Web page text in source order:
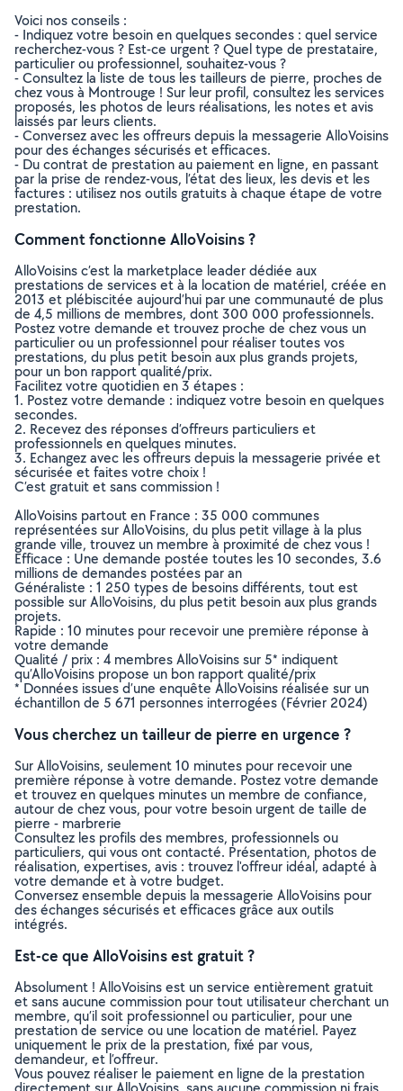
Voici nos conseils :
- Indiquez votre besoin en quelques secondes : quel service
recherchez-vous ? Est-ce urgent ? Quel type de prestataire,
particulier ou professionnel, souhaitez-vous ?
- Consultez la liste de tous les tailleurs de pierre, proches de
chez vous à Montrouge ! Sur leur profil, consultez les services
proposés, les photos de leurs réalisations, les notes et avis
laissés par leurs clients.
- Conversez avec les offreurs depuis la messagerie AlloVoisins
pour des échanges sécurisés et efficaces.
- Du contrat de prestation au paiement en ligne, en passant
par la prise de rendez-vous, l’état des lieux, les devis et les
factures : utilisez nos outils gratuits à chaque étape de votre
prestation.
Comment fonctionne AlloVoisins ?
AlloVoisins c’est la marketplace leader dédiée aux
prestations de services et à la location de matériel, créée en
2013 et plébiscitée aujourd’hui par une communauté de plus
de 4,5 millions de membres, dont 300 000 professionnels.
Postez votre demande et trouvez proche de chez vous un
particulier ou un professionnel pour réaliser toutes vos
prestations, du plus petit besoin aux plus grands projets,
pour un bon rapport qualité/prix.
Facilitez votre quotidien en 3 étapes :
1. Postez votre demande : indiquez votre besoin en quelques
secondes.
2. Recevez des réponses d’offreurs particuliers et
professionnels en quelques minutes.
3. Echangez avec les offreurs depuis la messagerie privée et
sécurisée et faites votre choix !
C’est gratuit et sans commission !
AlloVoisins partout en France : 35 000 communes
représentées sur AlloVoisins, du plus petit village à la plus
grande ville, trouvez un membre à proximité de chez vous !
Efficace : Une demande postée toutes les 10 secondes, 3.6
millions de demandes postées par an
Généraliste : 1 250 types de besoins différents, tout est
possible sur AlloVoisins, du plus petit besoin aux plus grands
projets.
Rapide : 10 minutes pour recevoir une première réponse à
votre demande
Qualité / prix : 4 membres AlloVoisins sur 5* indiquent
qu’AlloVoisins propose un bon rapport qualité/prix
* Données issues d’une enquête AlloVoisins réalisée sur un
échantillon de 5 671 personnes interrogées (Février 2024)
Vous cherchez un tailleur de pierre en urgence ?
Sur AlloVoisins, seulement 10 minutes pour recevoir une
première réponse à votre demande. Postez votre demande
et trouvez en quelques minutes un membre de confiance,
autour de chez vous, pour votre besoin urgent de taille de
pierre - marbrerie
Consultez les profils des membres, professionnels ou
particuliers, qui vous ont contacté. Présentation, photos de
réalisation, expertises, avis : trouvez l'offreur idéal, adapté à
votre demande et à votre budget.
Conversez ensemble depuis la messagerie AlloVoisins pour
des échanges sécurisés et efficaces grâce aux outils
intégrés.
Est-ce que AlloVoisins est gratuit ?
Absolument ! AlloVoisins est un service entièrement gratuit
et sans aucune commission pour tout utilisateur cherchant un
membre, qu’il soit professionnel ou particulier, pour une
prestation de service ou une location de matériel. Payez
uniquement le prix de la prestation, fixé par vous,
demandeur, et l’offreur.
Vous pouvez réaliser le paiement en ligne de la prestation